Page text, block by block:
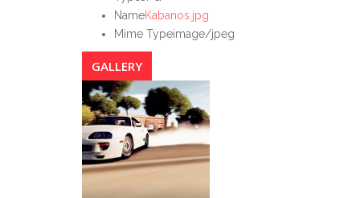
NameKabanos.jpg
Mime Typeimage/jpeg
GALLERY